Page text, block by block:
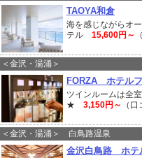
TAOYA和倉
海を感じながらオ
テル 15,600円～
＜金沢・湯涌＞
FORZA ホテル
ツインルームは全
★ 3,150円～ （口
＜金沢・湯涌＞ 白鳥路温泉
金沢白鳥路 ホテ